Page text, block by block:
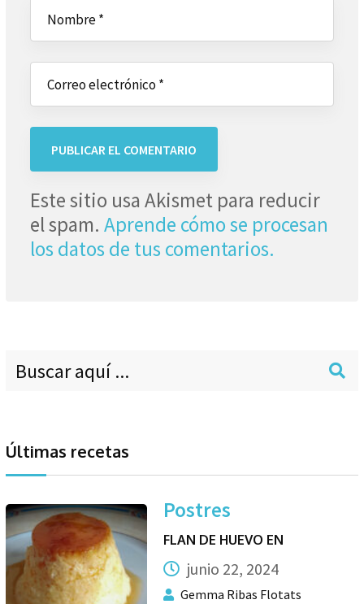
Este sitio usa Akismet para reducir
el spam. Aprende cómo se procesan
los datos de tus comentarios.
Últimas recetas
Postres
FLAN DE HUEVO EN
junio 22, 2024
Gemma Ribas Flotats